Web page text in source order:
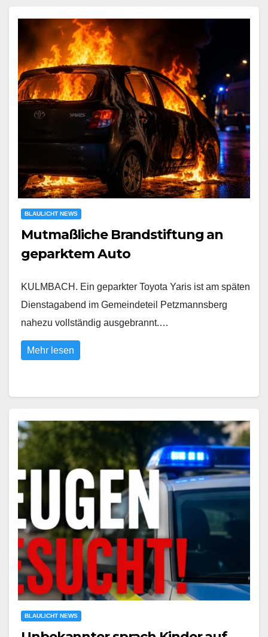
BLAULICHT NEWS
Mutmaßliche Brandstiftung an
geparktem Auto
KULMBACH. Ein geparkter Toyota Yaris ist am späten
Dienstagabend im Gemeindeteil Petzmannsberg
nahezu vollständig ausgebrannt.…
Mehr lesen
BLAULICHT NEWS